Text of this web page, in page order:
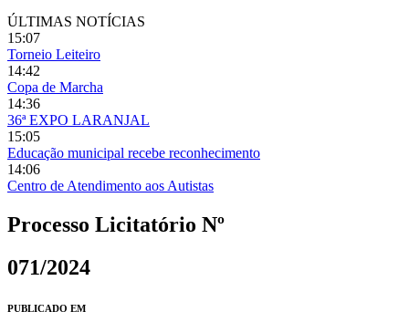
ÚLTIMAS NOTÍCIAS
15:07
Torneio Leiteiro
14:42
Copa de Marcha
14:36
36ª EXPO LARANJAL
15:05
Educação municipal recebe reconhecimento
14:06
Centro de Atendimento aos Autistas
Processo Licitatório Nº
071/2024
PUBLICADO EM